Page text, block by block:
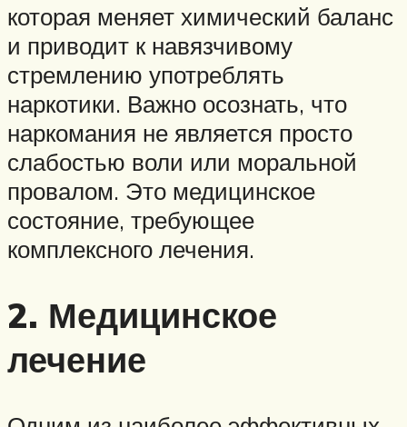
которая меняет химический баланс
и приводит к навязчивому
стремлению употреблять
наркотики. Важно осознать, что
наркомания не является просто
слабостью воли или моральной
провалом. Это медицинское
состояние, требующее
комплексного лечения.
2. Медицинское
лечение